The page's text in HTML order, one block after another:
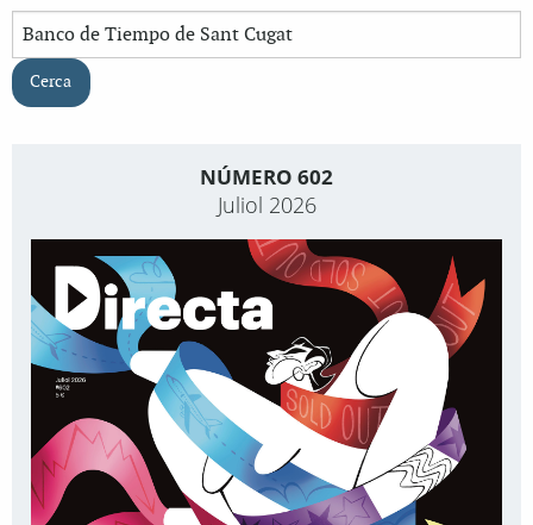
Cerca:
NÚMERO 602
Juliol 2026